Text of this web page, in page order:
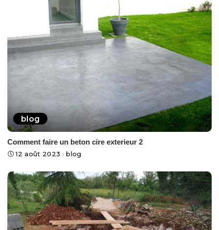
blog
Comment faire un beton cire exterieur 2
12 août 2023 blog